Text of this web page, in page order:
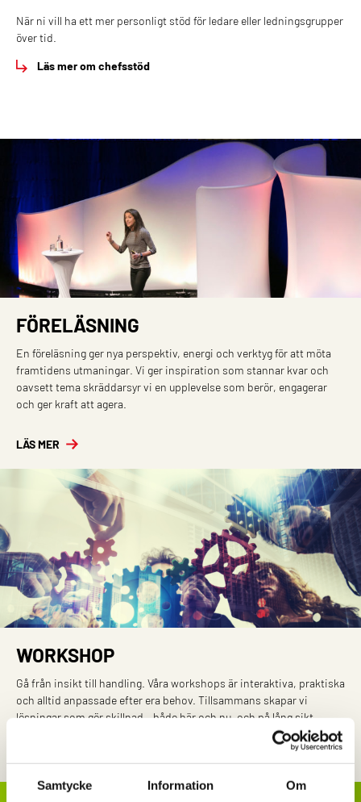
Samtycke Information Om
När ni vill ha ett mer personligt stöd för ledare eller ledningsgrupper
över tid.
Läs mer om chefsstöd
FÖRELÄSNING
En föreläsning ger nya perspektiv, energi och verktyg för att möta
framtidens utmaningar. Vi ger inspiration som stannar kvar och
oavsett tema skräddarsyr vi en upplevelse som berör, engagerar
och ger kraft att agera.
LÄS MER
WORKSHOP
Gå från insikt till handling. Våra workshops är interaktiva, praktiska
och alltid anpassade efter era behov. Tillsammans skapar vi
lösningar som gör skillnad – både här och nu, och på lång sikt.